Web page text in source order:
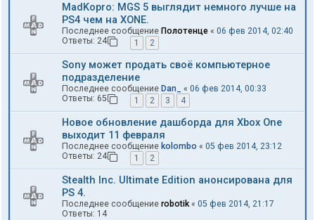
MadKopro: MGS 5 выглядит немного лучше на
PS4 чем на XONE.
Последнее сообщение Полотенце « 06 фев 2014, 02:40
Ответы: 24 1 2
Sony может продать своё компьютерное
подразделение
Последнее сообщение Dan_ « 06 фев 2014, 00:33
Ответы: 65 1 2 3 4
Новое обновление дашборда для Xbox One
выходит 11 февраля
Последнее сообщение kolombo « 05 фев 2014, 23:12
Ответы: 24 1 2
Stealth Inc. Ultimate Edition анонсирована для
PS 4.
Последнее сообщение robotik« 05 фев 2014, 21:17
Ответы: 14